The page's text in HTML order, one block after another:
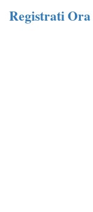
Registrati Ora